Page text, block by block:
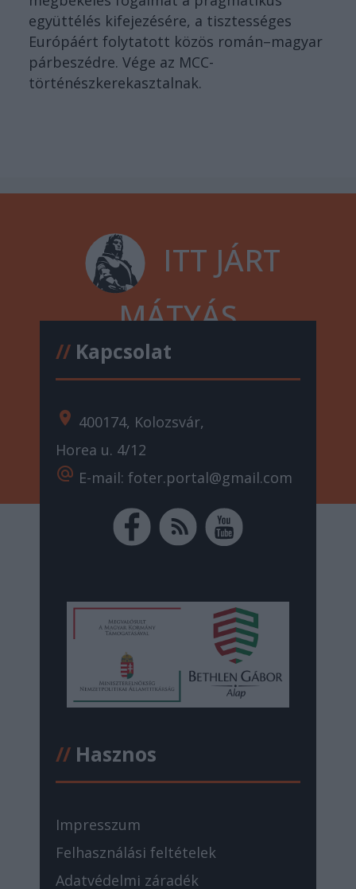
együttélés kifejezésére, a tisztességes
Európáért folytatott közös román–magyar
párbeszédre. Vége az MCC-
történészkerekasztalnak.
ITT JÁRT
MÁTYÁS
//Kapcsolat
location_on 400174, Kolozsvár,
Horea u. 4/12
alternate_email E-mail: foter.portal@gmail.com
//Hasznos
Impresszum
Felhasználási feltételek
Adatvédelmi záradék